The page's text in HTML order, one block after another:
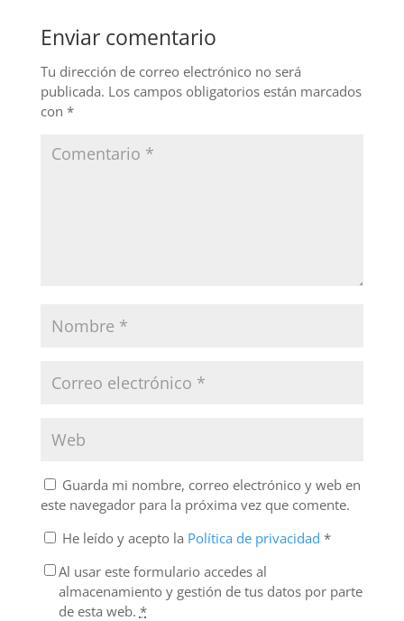
b
o
o
k
n
Enviar comentario
Tu dirección de correo electrónico no será
publicada. Los campos obligatorios están marcados
con *
Guarda mi nombre, correo electrónico y web en
este navegador para la próxima vez que comente.
He leído y acepto la Política de privacidad *
Al usar este formulario accedes al
almacenamiento y gestión de tus datos por parte
de esta web. *